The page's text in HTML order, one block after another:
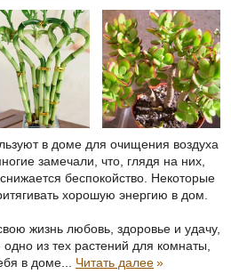
в доме для очищения воздуха
замечали, что, глядя на них,
беспокойство. Некоторые
хорошую энергию в дом.
жизнь любовь, здоровье и удачу,
из тех растений для комнаты,
в доме... Читать далее»